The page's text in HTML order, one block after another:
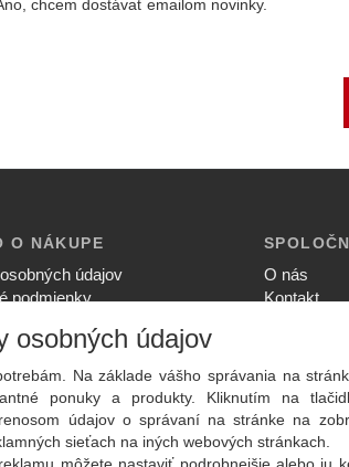
chcem dostávať emailom novinky.
O NÁKUPE
údajov
podmienky
poriadok
O nás
Kontakt
osobných údajov
Na základe vášho správania na
ponuky a produkty. Kliknutím na
údajov o správaní na stránke na
sieťach na iných webových stránkach.